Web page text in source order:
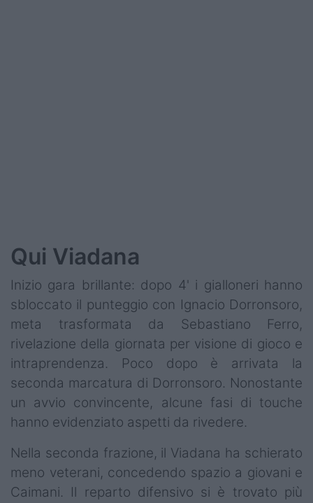
Qui Viadana
Inizio gara brillante: dopo 4' i gialloneri hanno
sbloccato il punteggio con Ignacio Dorronsoro,
meta trasformata da Sebastiano Ferro,
rivelazione della giornata per visione di gioco e
intraprendenza. Poco dopo è arrivata la
seconda marcatura di Dorronsoro. Nonostante
un avvio convincente, alcune fasi di touche
hanno evidenziato aspetti da rivedere.
Nella seconda frazione, il Viadana ha schierato
meno veterani, concedendo spazio a giovani e
Caimani. Il reparto difensivo si è trovato più